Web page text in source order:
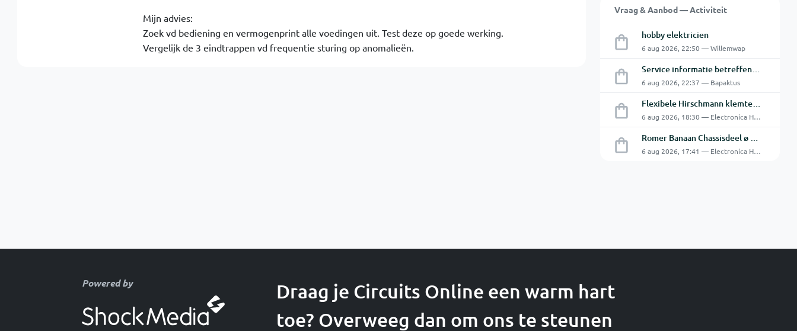
Vraag & Aanbod — Activiteit
hobby elektricien
6 aug 2026, 22:50 — Willemwap
Service informatie betreffende een GFC-8010 van GW
6 aug 2026, 22:37 — Bapaktus
Flexibele Hirschmann klemtestpen met tweedelige klem.
6 aug 2026, 18:30 — Electronica Hobbyist
Romer Banaan Chassisdeel ø 4 mm 16Amp
6 aug 2026, 17:41 — Electronica Hobbyist
Mijn advies:
Zoek vd bediening en vermogenprint alle voedingen uit. Test deze op goede werking.
Vergelijk de 3 eindtrappen vd frequentie sturing op anomalieën.
Powered by
Draag je Circuits Online een warm hart
toe? Overweeg dan om ons te steunen